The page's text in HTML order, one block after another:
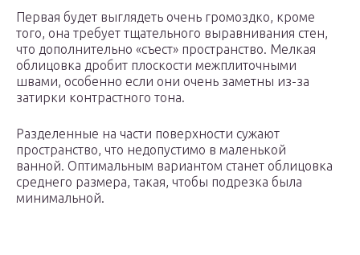
Первая будет выглядеть очень громоздко, кроме
того, она требует тщательного выравнивания стен,
что дополнительно «съест» пространство. Мелкая
облицовка дробит плоскости межплиточными
швами, особенно если они очень заметны из-за
затирки контрастного тона.
Разделенные на части поверхности сужают
пространство, что недопустимо в маленькой
ванной. Оптимальным вариантом станет облицовка
среднего размера, такая, чтобы подрезка была
минимальной.